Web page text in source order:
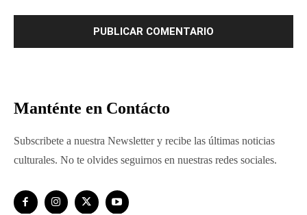
Manténte en Contácto
Subscribete a nuestra Newsletter y recibe las últimas noticias
culturales. No te olvides seguirnos en nuestras redes sociales.